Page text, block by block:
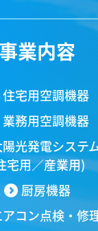
事業内容
住宅用空調機器
業務用空調機器
光発電システ
宅用／産業用)
厨房機器
アコン点検・修